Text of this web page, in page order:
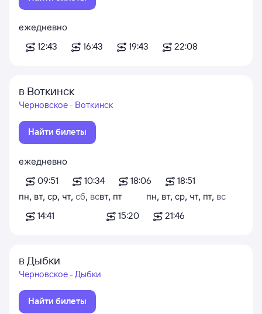
ежедневно
12:43
16:43 19:43 22:08
в Воткинск
Черновское - Воткинск
Найти билеты
ежедневно
09:51
10:34 18:06
18:51
пн, вт, ср, чт, сб, вс
14:41
вт, пт
15:20
пн, вт, ср, чт, пт, вс
21:46
в Дыбки
Черновское - Дыбки
Найти билеты